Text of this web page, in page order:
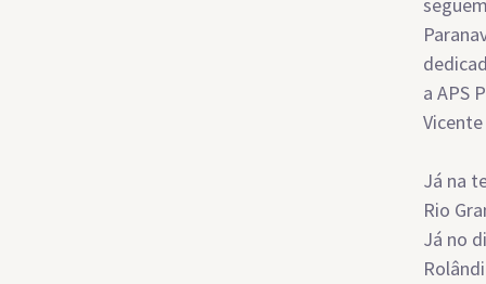
a APS
Já na
Rio
Já no